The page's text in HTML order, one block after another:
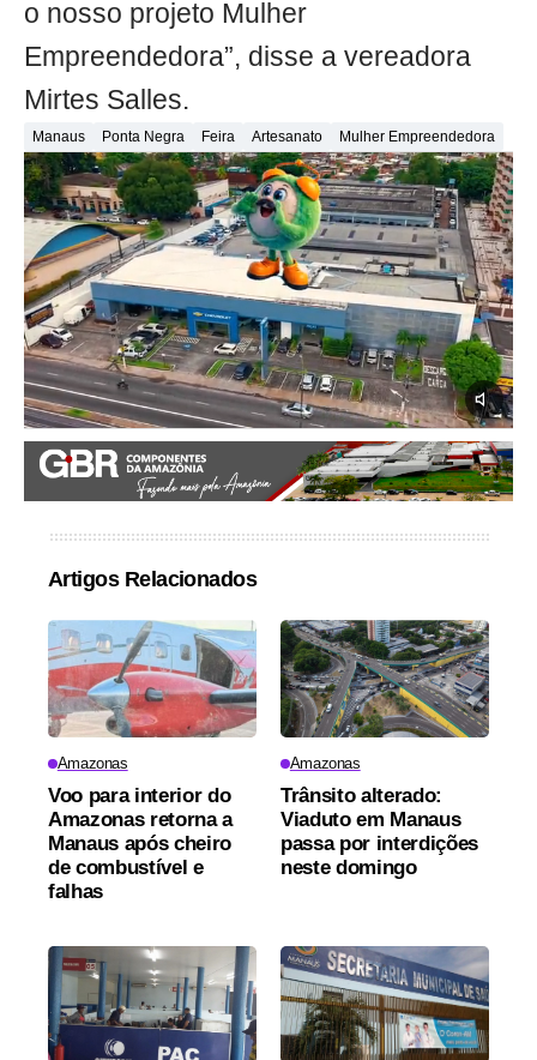
o nosso projeto Mulher
Empreendedora”, disse a vereadora
Mirtes Salles.
Manaus Ponta Negra Feira Artesanato Mulher Empreendedora
Artigos Relacionados
Amazonas
Voo para interior do
Amazonas retorna a
Manaus após cheiro
de combustível e
falhas
Amazonas
Trânsito alterado:
Viaduto em Manaus
passa por interdições
neste domingo